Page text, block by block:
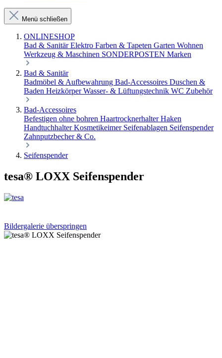
Menü schließen
ONLINESHOP
Bad & SanitärElektro Farben & Tapeten Garten Wohnen
Werkzeug & Maschinen SONDERPOSTEN Marken
Bad & Sanitär
Badmöbel & Aufbewahrung Bad-Accessoires Duschen &
Baden HeizkörperWasser- & Lüftungstechnik WC Zubehör
Bad-Accessoires
Befestigen ohne bohren HaartrocknerhalterHaken
HandtuchhalterKosmetikeimer Seifenablagen Seifenspender
Zahnputzbecher & Co.
Seifenspender
tesa® LOXX Seifenspender
Bildergalerie überspringen